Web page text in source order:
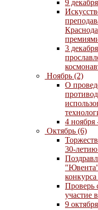
9
3
Ноябрь (2)
О
4 ноября
Октябрь (6)
30-
"Ювента"
Проверь
участие
9